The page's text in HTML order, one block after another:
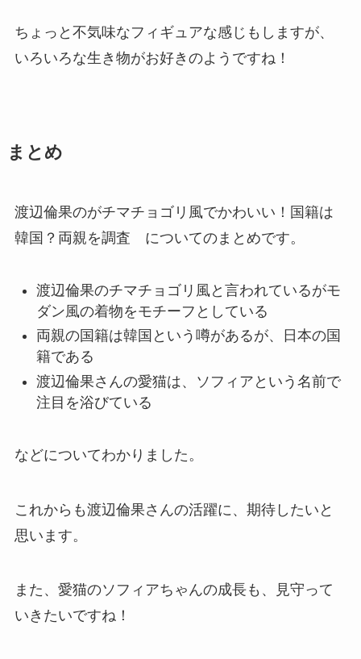
ちょっと不気味なフィギュアな感じもしますが、
いろいろな生き物がお好きのようですね！
まとめ
渡辺倫果のがチマチョゴリ風でかわいい！国籍は
韓国？両親を調査 についてのまとめです。
渡辺倫果のチマチョゴリ風と言われているがモ
ダン風の着物をモチーフとしている
両親の国籍は韓国という噂があるが、日本の国
籍である
渡辺倫果さんの愛猫は、ソフィアという名前で
注目を浴びている
などについてわかりました。
これからも渡辺倫果さんの活躍に、期待したいと
思います。
また、愛猫のソフィアちゃんの成長も、見守って
いきたいですね！